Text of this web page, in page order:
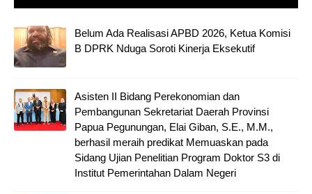
Belum Ada Realisasi APBD 2026, Ketua Komisi
B DPRK Nduga Soroti Kinerja Eksekutif
Asisten II Bidang Perekonomian dan
Pembangunan Sekretariat Daerah Provinsi
Papua Pegunungan, Elai Giban, S.E., M.M.,
berhasil meraih predikat Memuaskan pada
Sidang Ujian Penelitian Program Doktor S3 di
Institut Pemerintahan Dalam Negeri